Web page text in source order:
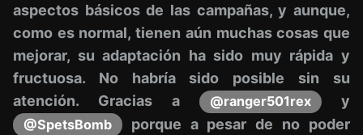
aspectos básicos de las campañas, y aunque,
como es normal, tienen aún muchas cosas que
mejorar, su adaptación ha sido muy rápida y
fructuosa. No habría sido posible sin su
atención. Gracias a
@ranger501rex y
@SpetsBomb
porque a pesar de no poder